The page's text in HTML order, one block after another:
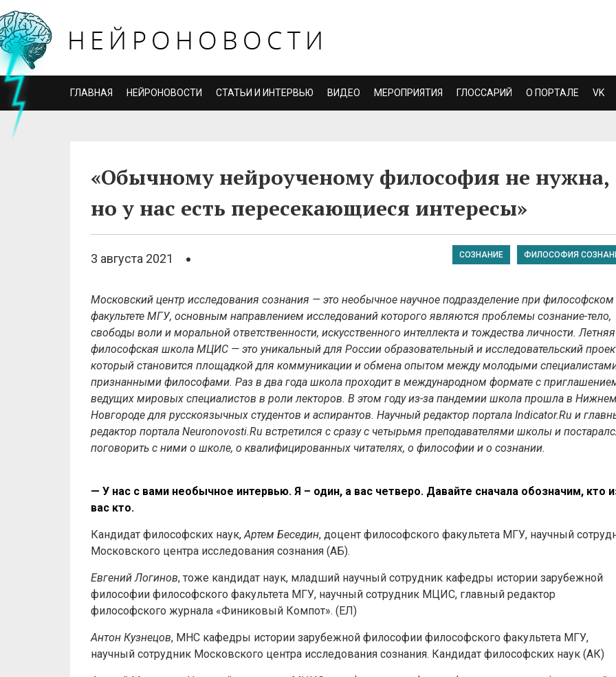
ГЛАВНАЯ НЕЙРОНОВОСТИ СТАТЬИ И ИНТЕРВЬЮ ВИДЕО МЕРОПРИЯТИЯ ГЛОССАРИЙ О ПОРТАЛЕ VK
«Обычному нейроученому философия не нужна,
но у нас есть пересекающиеся интересы»
3 августа 2021 СОЗНАНИЕ ФИЛОСОФИЯ
Московский центр исследования сознания — это необычное научное подразделение при философском
факультете МГУ, основным направлением исследований которого являются проблемы сознание-тело,
свободы воли и моральной ответственности, искусственного интеллекта и тождества личности. Летняя
философская школа МЦИС — это уникальный для России образовательный и исследовательский
который становится площадкой для коммуникации и обмена опытом между молодыми
признанными философами. Раз в два года школа проходит в международном формате с
ведущих мировых специалистов в роли лекторов. В этом году из-за пандемии школа прошла в Нижнем
Новгороде для русскоязычных студентов и аспирантов. Научный редактор портала Indicator.Ru и
редактор портала Neuronovosti.Ru встретился с сразу с четырьмя преподавателями школы и
поговорить с ними о школе, о квалифицированных читателях, о философии и о сознании.
— У нас с вами необычное интервью. Я – один, а вас четверо. Давайте сначала обозначим, кто
вас кто.
Кандидат философских наук,Артем Беседин, доцент философского факультета МГУ, научный
Московского центра исследования сознания (АБ).
Евгений Логинов, тоже кандидат наук, младший научный сотрудник кафедры истории зарубежной
философии философского факультета МГУ, научный сотрудник МЦИС, главный редактор
философского журнала «Финиковый Компот». (ЕЛ)
Антон Кузнецов, МНС кафедры истории зарубежной философии философского факультета МГУ,
научный сотрудник Московского центра исследования сознания. Кандидат философских наук (АК)